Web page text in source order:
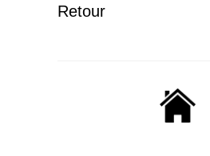
Retour